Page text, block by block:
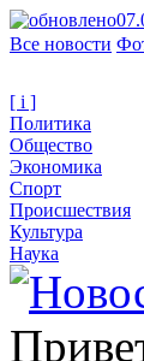
Все новости
[ i ]
Политика
Общество
Экономика
Спорт
Происшествия
Культура
Наука